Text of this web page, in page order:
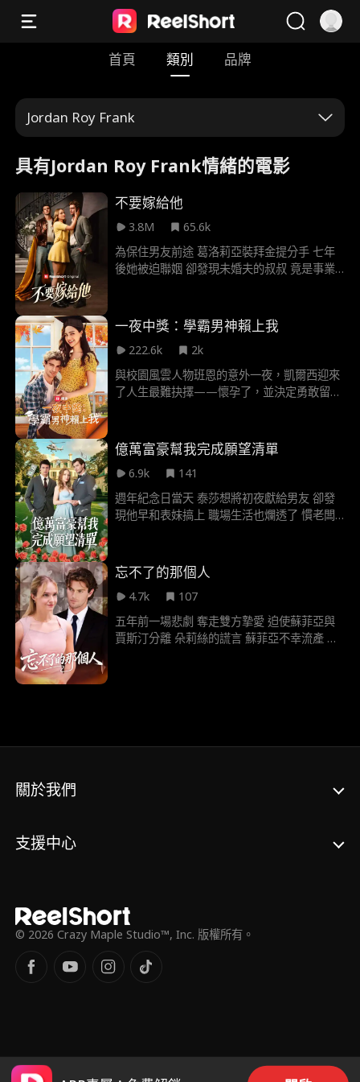
首頁 類別 品牌
Jordan Roy Frank
具有Jordan Roy Frank情緒的電影
不要嫁給他
3.8M
65.6k
為保住男友前途 葛洛莉亞裝拜金提分手 七年
後她被迫聯姻 卻發現未婚夫的叔叔 竟是事業
一夜中獎：學霸男神賴上我
222.6k
2k
與校園風雲人物班恩的意外一夜，凱爾西迎來
了人生最難抉擇——懷孕了，並決定勇敢留下
男孩？ 愛與責任的較量，一場青春的成長試
煉，即將展開！
億萬富豪幫我完成願望清單
6.9k
141
週年紀念日當天 泰莎想將初夜獻給男友 卻發
現他早和表妹搞上 職場生活也爛透了 慣老闆
始實現遺願清單 在人生最低谷時 巧遇總裁卡
西安·沃恩 他對她念念不忘 得知她需要幫助 他
主動提出交易 全額資助她完成心願 只要她幫
個小忙——假扮他的未婚妻
忘不了的那個人
4.7k
107
五年前一場悲劇 奪走雙方摯愛 迫使蘇菲亞與
賈斯汀分離 朵莉絲的謊言 蘇菲亞不幸流產 以
軍 事業與愛情皆獲圓滿 這段故事證明瞭 誠實
關於我們
支援中心
© 2026 Crazy Maple Studio™, Inc. 版權所有。